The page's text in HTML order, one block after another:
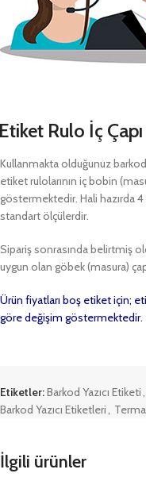
Rulo İç
Kullanmakta olduğunuz
etiket rulolarının iç bobin
göstermektedir. Hali hazırda
standart ölçülerdir.
Sipariş sonrasında belirtmiş
uygun olan göbek (masura)
Ürün fiyatları boş etiket için;
göre değişim göstermektedir.
Etiketler:Barkod Yazıcı Etiketi,
Barkod Yazıcı Etiketleri,
İlgili ürünler